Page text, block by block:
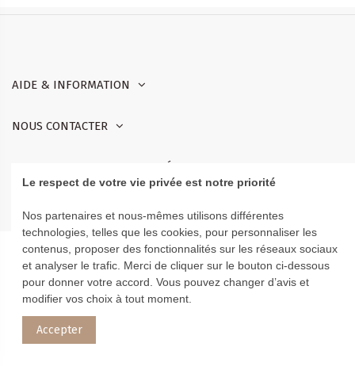
AIDE & INFORMATION
NOUS CONTACTER
RETROUVEZ-NOUS SUR LES RÉSEAUX
Le respect de votre vie privée est notre priorité
Nos partenaires et nous-mêmes utilisons différentes
technologies, telles que les cookies, pour personnaliser les
contenus, proposer des fonctionnalités sur les réseaux sociaux
et analyser le trafic. Merci de cliquer sur le bouton ci-dessous
pour donner votre accord. Vous pouvez changer d’avis et
modifier vos choix à tout moment.
Accepter